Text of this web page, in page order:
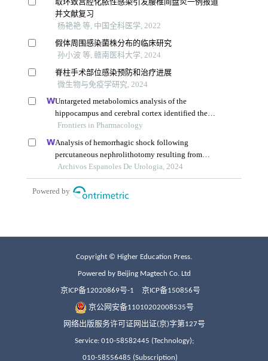
Copyright © Higher Education Press.
Powered by Beijing Magtech Co. Ltd
京ICP备12020869号-1 京ICP备150856号
京公网安备11010202008535号
网络出版服务许可证网出证(京)字第127号
Service: 010-58582445 (Technology);
010-58556485 (Subscription)